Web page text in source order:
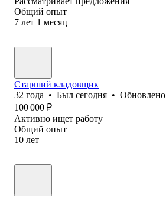
Общий опыт
7 лет 1 месяц
Старший кладовщик
32 года • Был сегодня • Обновлено
100 000 ₽
Активно ищет работу
Общий опыт
10 лет